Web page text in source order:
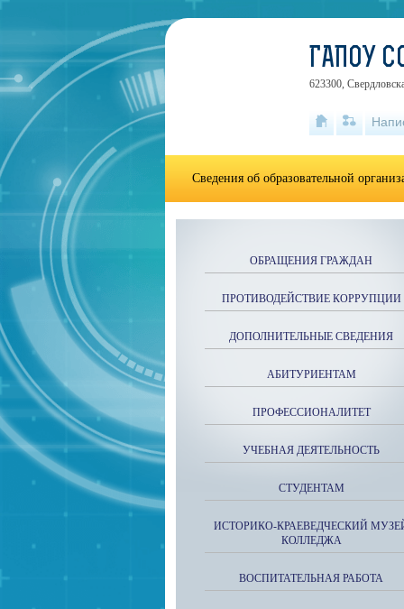
ОБРАЩЕНИЯ ГРАЖДАН
ПРОТИВОДЕЙСТВИЕ КОРРУПЦИИ
ДОПОЛНИТЕЛЬНЫЕ СВЕДЕНИЯ
АБИТУРИЕНТАМ
ПРОФЕССИОНАЛИТЕТ
УЧЕБНАЯ ДЕЯТЕЛЬНОСТЬ
СТУДЕНТАМ
ИСТОРИКО-КРАЕВЕДЧЕСКИЙ
КОЛЛЕДЖА
ВОСПИТАТЕЛЬНАЯ РАБОТА
ГАПОУ
623300,
Сведения об образовательной